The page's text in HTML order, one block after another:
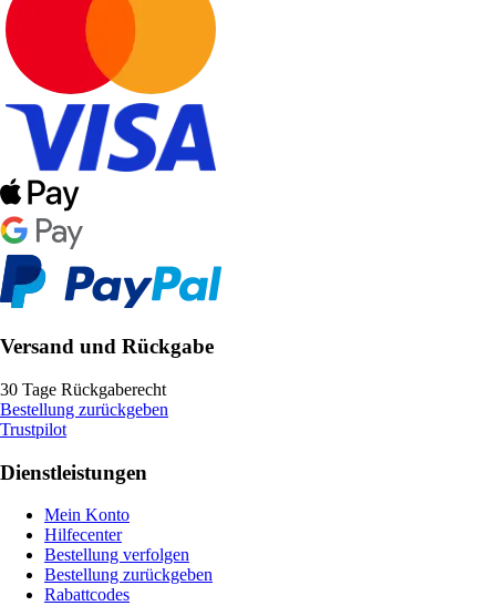
Versand und Rückgabe
30 Tage Rückgaberecht
Bestellung zurückgeben
Trustpilot
Dienstleistungen
Mein Konto
Hilfecenter
Bestellung verfolgen
Bestellung zurückgeben
Rabattcodes